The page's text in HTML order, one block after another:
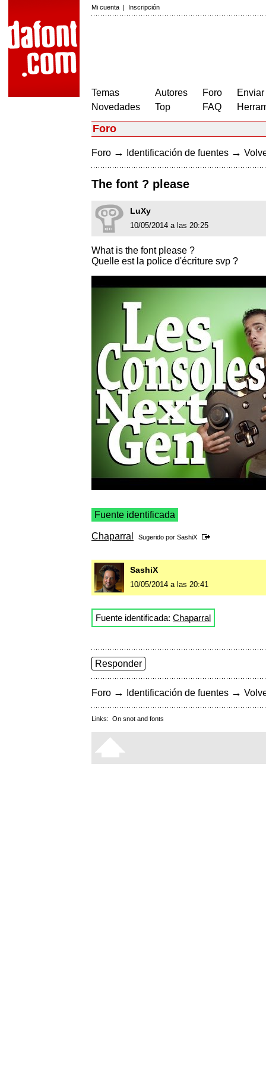
Mi cuenta | Inscripción
Temas
Novedades
Autores
Top
Foro
FAQ
Foro
Foro → Identificación de fuentes →
The font ? please
LuXy
10/05/2014 a las 20:25
What is the font please ?
Quelle est la police d'écriture svp ?
Fuente identificada
Chaparral Sugerido por SashiX
SashiX
10/05/2014 a las 20:41
Fuente identificada: Chaparral
Responder
Foro → Identificación de fuentes →
Links: On snot and fonts